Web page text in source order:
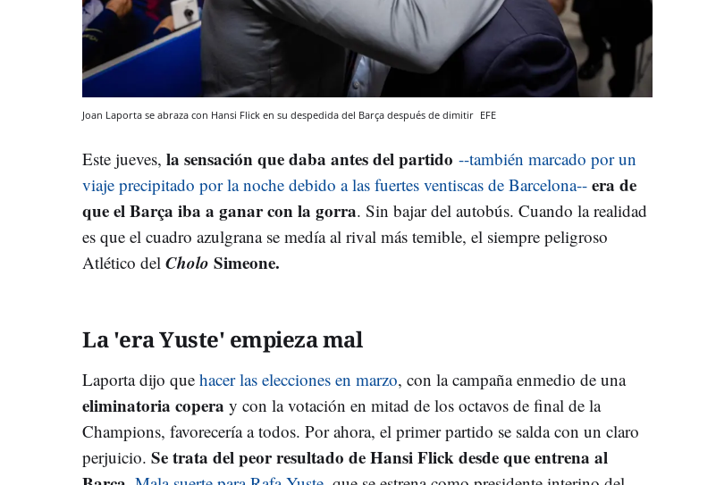
Joan Laporta se abraza con Hansi Flick en su despedida del Barça después de dimitir EFE
Este jueves, la sensación que daba antes del partido --también marcado por un
viaje precipitado por la noche debido a las fuertes ventiscas de Barcelona-- era de
que el Barça iba a ganar con la gorra. Sin bajar del autobús. Cuando la realidad
es que el cuadro azulgrana se medía al rival más temible, el siempre peligroso
Atlético del Cholo Simeone.
La 'era Yuste' empieza mal
Laporta dijo que hacer las elecciones en marzo, con la campaña enmedio de una
eliminatoria copera y con la votación en mitad de los octavos de final de la
Champions, favorecería a todos. Por ahora, el primer partido se salda con un claro
perjuicio. Se trata del peor resultado de Hansi Flick desde que entrena al